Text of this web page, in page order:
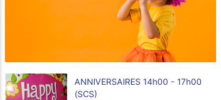
ANNIVERSAIRES 14h00 - 17h00
(SCS)